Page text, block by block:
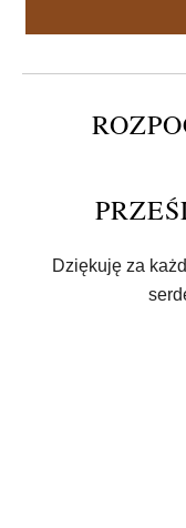
Dziękuję za